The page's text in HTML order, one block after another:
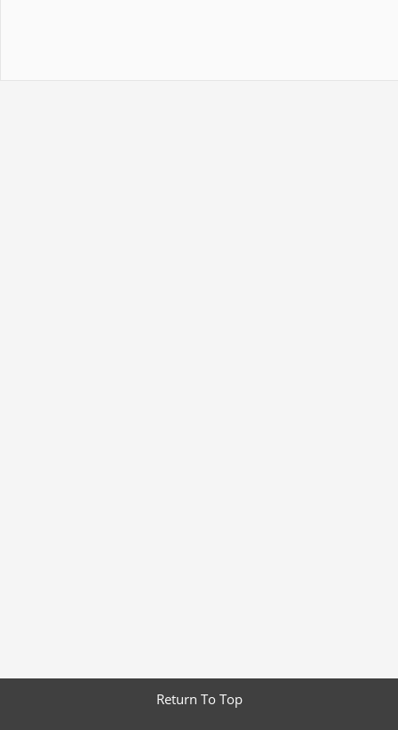
Return To Top